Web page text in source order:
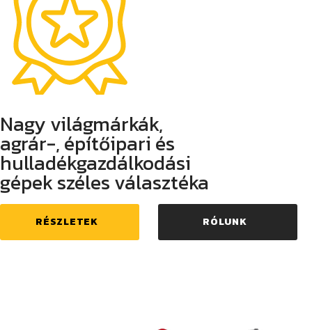
Nagy világmárkák,
agrár-, építőipari és
hulladékgazdálkodási
gépek széles választéka
RÉSZLETEK RÓLUNK